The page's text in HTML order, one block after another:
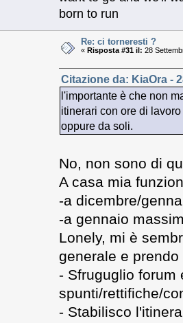
born to run
Re: ci torneresti ?
«Risposta #31 il: 28
Citazione da: KiaOra -
l'importante è che non
itinerari con ore di
oppure da soli.
No, non sono di
A casa mia
-a dicembre/
-a gennaio
Lonely, mi è
generale e prendo
- Sfruguglio forum
spunti/rettifiche/
- Stabilisco